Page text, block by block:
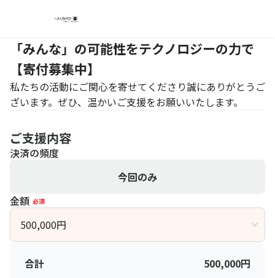
「みんな」の可能性をテクノロジーの力で
【寄付募集中】
私たちの活動にご関心を寄せてくださり誠にありがとうご
ざいます。ぜひ、温かいご支援をお願いいたします。
ご支援内容
決済の頻度
今回のみ
金額 必須
500,000円
合計 500,000円